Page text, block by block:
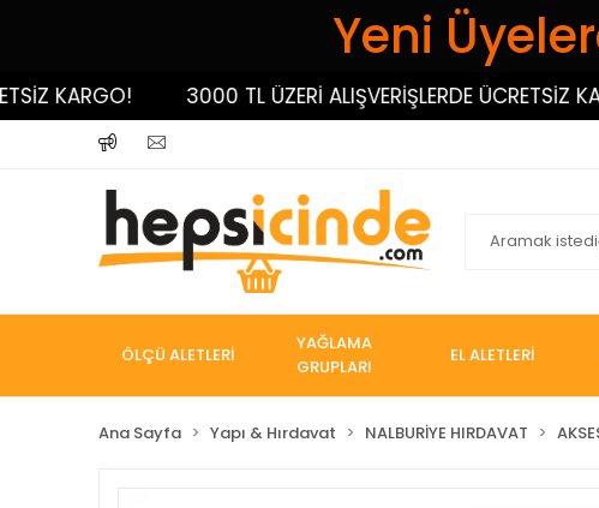
Yeni
KARGO! 3000 TL ÜZERİ ALIŞVERİŞLERDE ÜCRETSİZ
ÖLÇÜ ALETLERİ
YAĞLAMA
GRUPLARI
EL ALETLERİ
Ana Sayfa Yapı & Hırdavat NALBURİYE HIRDAVAT